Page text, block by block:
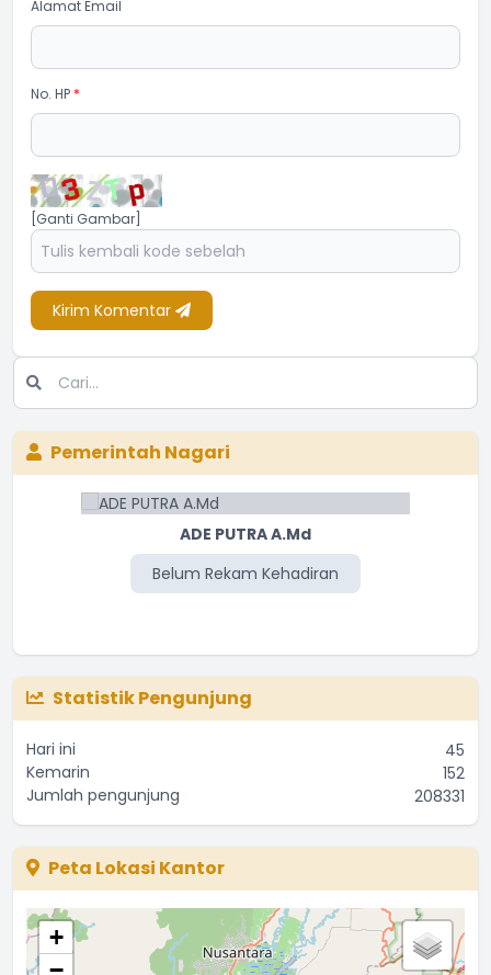
Alamat Email
No. HP *
[Ganti Gambar]
Kirim Komentar
Pemerintah Nagari
ADE PUTRA A.Md
Belum Rekam Kehadiran
Statistik Pengunjung
Hari ini
45
Kemarin
152
Jumlah pengunjung
208331
Peta Lokasi Kantor
+